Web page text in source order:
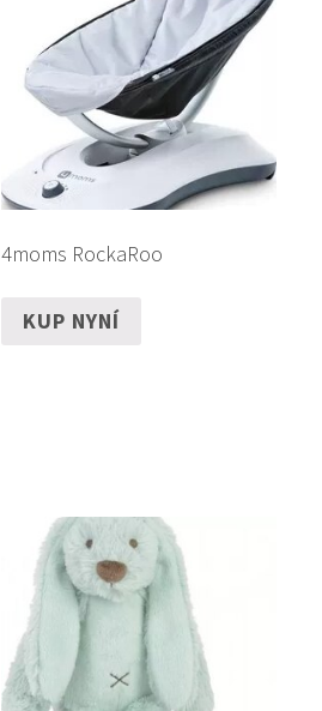
4moms RockaRoo
KUP NYNÍ